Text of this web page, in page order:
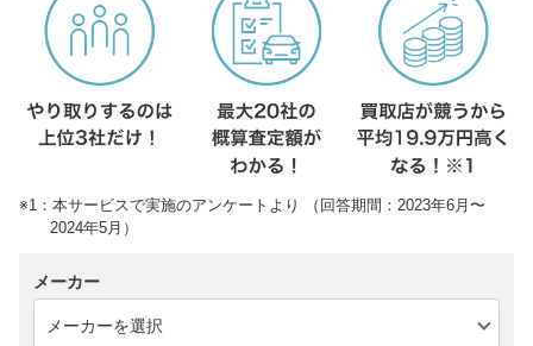
※1：本サービスで実施のアンケートより （回答期間：2023年6月〜
2024年5月）
メーカー